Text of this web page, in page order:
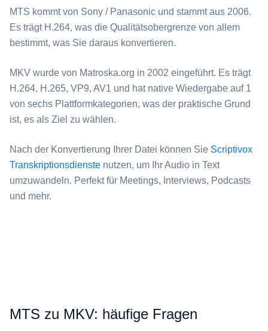
⁦MTS⁩ kommt von Sony / Panasonic und stammt aus 2006.
Es trägt H.264, was die Qualitätsobergrenze von allem
bestimmt, was Sie daraus konvertieren.
⁦MKV⁩ wurde von Matroska.org in 2002 eingeführt. Es trägt
H.264, H.265, VP9, AV1 und hat native Wiedergabe auf 1
von sechs Plattformkategorien, was der praktische Grund
ist, es als Ziel zu wählen.
Nach der Konvertierung Ihrer Datei können Sie Scriptivox
Transkriptionsdienste nutzen, um Ihr Audio in Text
umzuwandeln. Perfekt für Meetings, Interviews, Podcasts
und mehr.
⁦MTS⁩ zu ⁦MKV⁩: häufige Fragen